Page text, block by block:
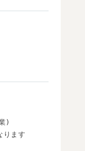
)
ります